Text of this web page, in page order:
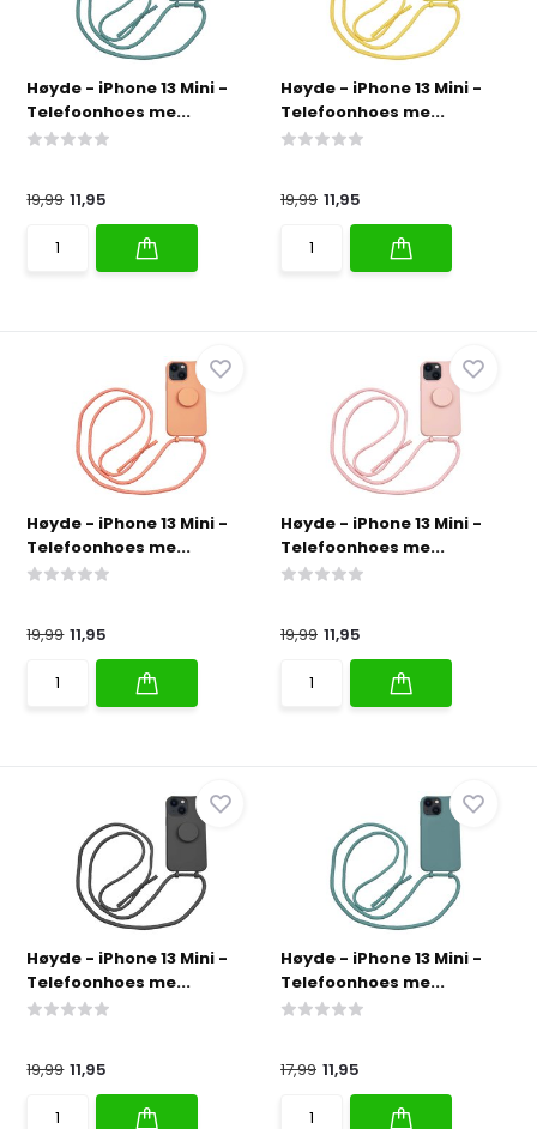
Høyde - iPhone 13 Mini -
Telefoonhoes me...
19,99 11,95
Høyde - iPhone 13 Mini -
Telefoonhoes me...
19,99 11,95
Høyde - iPhone 13 Mini -
Telefoonhoes me...
19,99 11,95
Høyde - iPhone 13 Mini -
Telefoonhoes me...
19,99 11,95
Høyde - iPhone 13 Mini -
Telefoonhoes me...
19,99 11,95
Høyde - iPhone 13 Mini -
Telefoonhoes me...
17,99 11,95